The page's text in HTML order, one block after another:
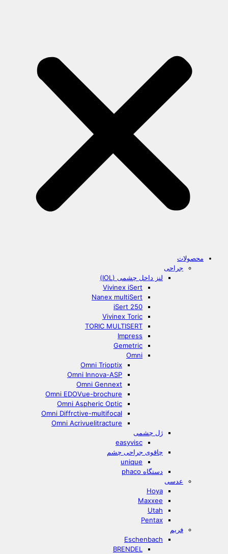
محصولات
جراحی
لنز داخل چشمی (IOL)
Vivinex iSert
Nanex multiSert
iSert 250
Vivinex Toric
TORIC MULTISERT
Impress
Gemetric
Omni
Omni Trioptix
Omni Innova-ASP
Omni Gennext
Omni EDOVue-brochure
Omni Aspheric Optic
Omni Diffrctive-multifocal
Omni Acrivuelitracture
ژل چشمی
easyvisc
چاقوی جراحی چشم
unique
دستگاه phaco
عدسی
Hoya
Maxxee
Utah
Pentax
فریم
Eschenbach
BRENDEL